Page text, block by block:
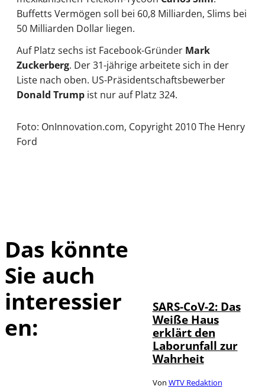
Buffetts Vermögen soll bei 60,8 Milliarden, Slims bei
50 Milliarden Dollar liegen.
Auf Platz sechs ist Facebook-Gründer Mark
Zuckerberg. Der 31-jährige arbeitete sich in der
Liste nach oben. US-Präsidentschaftsbewerber
Donald Trump ist nur auf Platz 324.
Foto: OnInnovation.com, Copyright 2010 The Henry
Ford
Das könnte
Sie auch
interessier
en:
SARS-CoV-2: Das
Weiße Haus
erklärt den
Laborunfall zur
Wahrheit
Von WTV Redaktion